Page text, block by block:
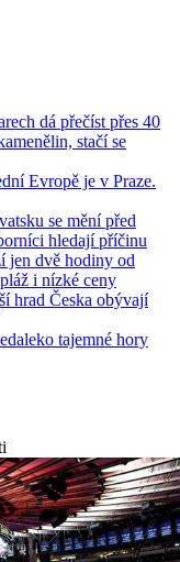
dá přečíst přes 40
stačí se
Evropě je v Praze.
se mění před
hledají příčinu
jen dvě hodiny od
i nízké ceny
hrad Česka obývají
tajemné hory